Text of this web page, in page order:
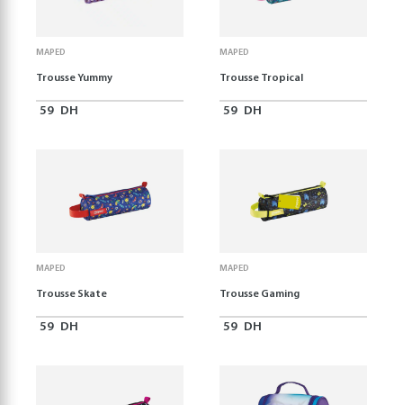
MAPED
Trousse Yummy
59 DH
MAPED
Trousse Tropical
59 DH
MAPED
Trousse Skate
59 DH
MAPED
Trousse Gaming
59 DH